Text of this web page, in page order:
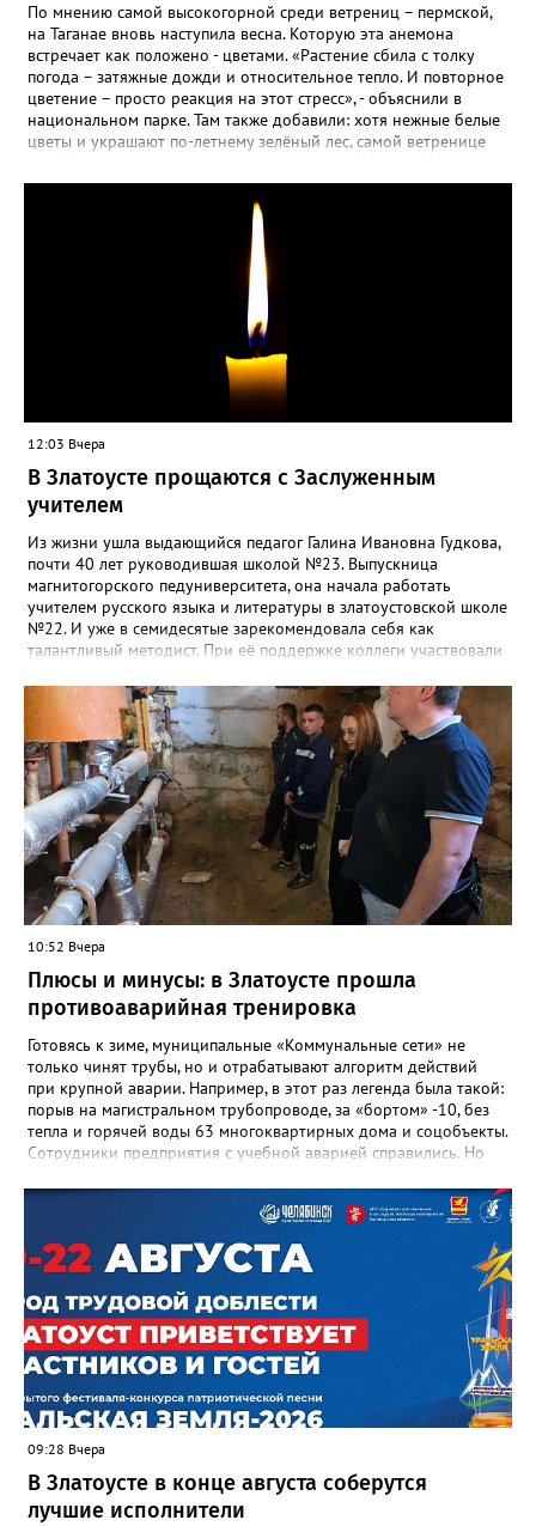
По мнению самой высокогорной среди ветрениц – пермской,
на Таганае вновь наступила весна. Которую эта анемона
встречает как положено - цветами. «Растение сбила с толку
погода – затяжные дожди и относительное тепло. И повторное
цветение – просто реакция на этот стресс», - объяснили в
национальном парке. Там также добавили: хотя нежные белые
цветы и украшают по-летнему зелёный лес, самой ветренице
силы перед долгой зимовкой.
12:03 Вчера
В Златоусте прощаются с Заслуженным
учителем
Из жизни ушла выдающийся педагог Галина Ивановна Гудкова,
почти 40 лет руководившая школой №23. Выпускница
магнитогорского педуниверситета, она начала работать
учителем русского языка и литературы в златоустовской школе
№22. И уже в семидесятые зарекомендовала себя как
талантливый методист. При её поддержке коллеги участвовали
«Благодаря её мудрому руководству в школе сформировался
сильный педагогический коллектив, объединённый общими
ценностями и любовью к своему делу. Для многих Галина
Ивановна навсегда останется не только талантливым
руководителем, но и настоящим Учителем с большой буквы», -
говорится в сообществе школы №23 во ВКонтакте. Свои
соболезнования семье Галины Ивановны выразил глава
Златоуста Олег Решетников. «Её вклад зафиксирован в
важнейших документах школы, но главное - он остался в
людях: в тех учителях, которых она поддержала, в тех
учениках, которых она вдохновила. Заслуженный учитель РФ,
«Отличник народного просвещения», обладатель медали «За
доблестный труд», Галина Ивановна оставила не только
награды и документы, но и работающий, живой механизм
школы, который продолжает жить её принципами», - говорится
в некрологе.
10:52 Вчера
Плюсы и минусы: в Златоусте прошла
противоаварийная тренировка
Готовясь к зиме, муниципальные «Коммунальные сети» не
только чинят трубы, но и отрабатывают алгоритм действий
при крупной аварии. Например, в этот раз легенда была такой:
порыв на магистральном трубопроводе, за «бортом» -10, без
тепла и горячей воды 63 многоквартирных дома и соцобъекты.
Сотрудники предприятия с учебной аварией справились. Но
отметили и недочёты. «Например, управляющие компании
несвоевременно приняли меры для предотвращения
“перемерзания” общей домовой тепловой сети
многоквартирного дома, отсутствовало взаимодействие с
ресурсоснабжающей организацией, ЕДДС и иными службами»,
— сообщила начальник Главного управления ГЖИ Ирина
Настенко. В следующий раз, рекомендовали в
Госжилинспекции, службы должны действовать слаженно. И
оперативно делиться информацией со всеми
заинтересованными – от поставщика тепла до конечных
потребителей.
09:28 Вчера
В Златоусте в конце августа соберутся
лучшие исполнители